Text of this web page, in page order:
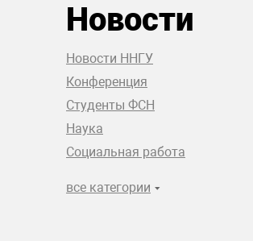
Новости
Новости ННГУ
Конференция
Студенты ФСН
Наука
Социальная работа
все категории